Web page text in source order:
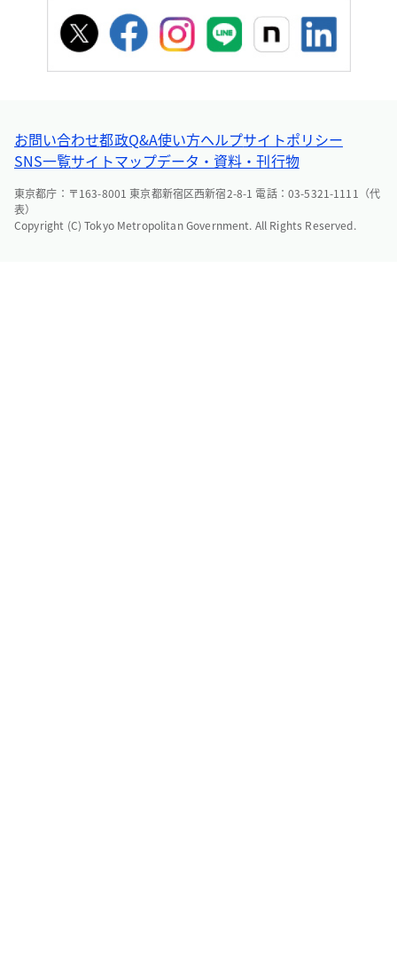
お問い合わせ都政Q&A使い方ヘルプサイトポリシー
SNS一覧サイトマップデータ・資料・刊行物
東京都庁：〒163-8001 東京都新宿区西新宿2-8-1 電話：03-5321-1111（代
表）
Copyright (C) Tokyo Metropolitan Government. All Rights Reserved.